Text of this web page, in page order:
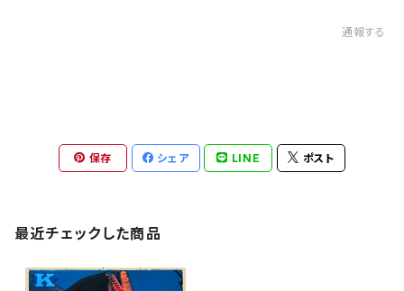
通報する
保存 シェア LINE ポスト
最近チェックした商品